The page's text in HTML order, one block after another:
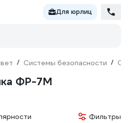
Для юрлиц
/ Системы безопасности /
ФР-7М
Фильтры